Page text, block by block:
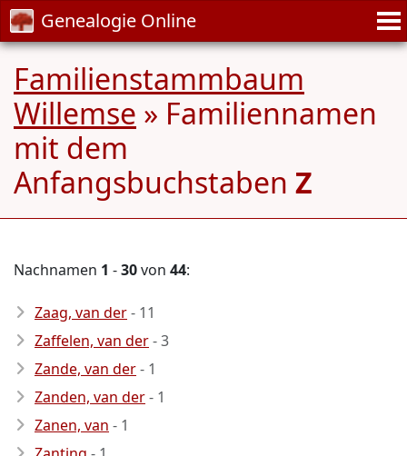
Genealogie Online
Familienstammbaum
Willemse » Familiennamen
mit dem
Anfangsbuchstaben Z
Nachnamen 1 -30von 44:
Zaag, van der- 11
Zaffelen, van der- 3
Zande, van der- 1
Zanden, van der- 1
Zanen, van - 1